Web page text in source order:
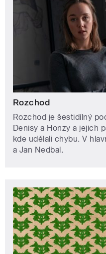
Rozchod
Rozchod je šestidílný
Denisy a Honzy a jejich
kde udělali chybu. V
a Jan Nedbal.